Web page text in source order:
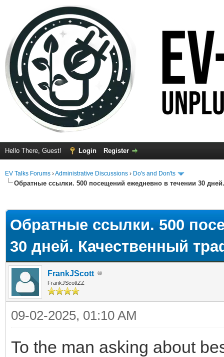
Hello There, Guest! Login Register
EV Talks Forums ›Administrative Discussions › Do's and Don'ts
Обратные ссылки. 500 посещений ежедневно в течении 30
Обратные ссылки. 500
30 дней. Качественный
FrankJScott
FrankJScottZZ
09-02-2025, 01:10 AM
To the man asking about